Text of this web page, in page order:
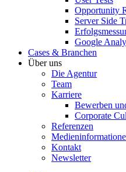
Opportunity
Server Side
Google
Cases & Branchen
Über uns
Die Agentur
Team
Karriere
Bewerben
Corporate
Referenzen
Kontakt
Newsletter